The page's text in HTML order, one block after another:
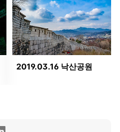
2019.03.16 낙산공원